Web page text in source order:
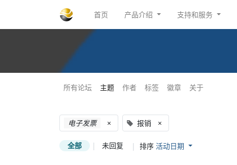
首页 产品介绍 支持和服务
所有论坛 主题 作者 标签 徽章 关于
电子发票 × 报销 ×
全部 | 未回复 | 排序 活动日期